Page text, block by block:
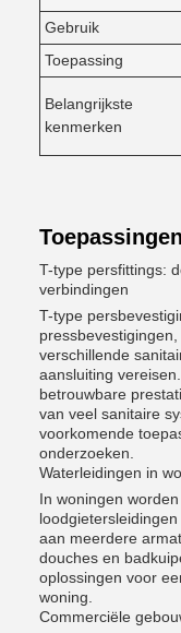
Gebruik
Toepassing
Belangrijkste
kenmerken
T-type persfittings:
verbindingen
T-type
verschillende
aansluiting
betrouwbare
van veel sanitaire
voorkomende
onderzoeken.
Waterleidingen in
In woningen
aan meerdere
douches en
oplossingen voor
woning.
Commerciële